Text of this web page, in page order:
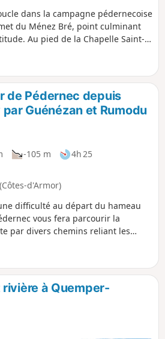
dans la campagne pédernecoise
du Ménez Bré, point culminant
Au pied de la Chapelle Saint-
de Granit Rose aux Monts
assez raide pour atteindre le
aucune difficulté sur cette
jour ensoleillé afin d'avoir la vue
de Pédernec depuis
Guénézan et Rumodu
-105 m
4h 25
d'Armor)
difficulté au départ du hameau
vous fera parcourir la
par divers chemins reliant les
Vous pourrez admirer la
de Pédernec et quelques
carrefours, et le passage sur les
et du Jaudy vous apporteront un
à Quemper-